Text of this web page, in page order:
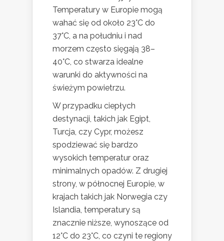
Temperatury w Europie mogą
wahać się od około 23°C do
37°C, a na południu i nad
morzem często sięgają 38–
40°C, co stwarza idealne
warunki do aktywności na
świeżym powietrzu.
W przypadku ciepłych
destynacji, takich jak Egipt,
Turcja, czy Cypr, możesz
spodziewać się bardzo
wysokich temperatur oraz
minimalnych opadów. Z drugiej
strony, w północnej Europie, w
krajach takich jak Norwegia czy
Islandia, temperatury są
znacznie niższe, wynoszące od
12°C do 23°C, co czyni te regiony